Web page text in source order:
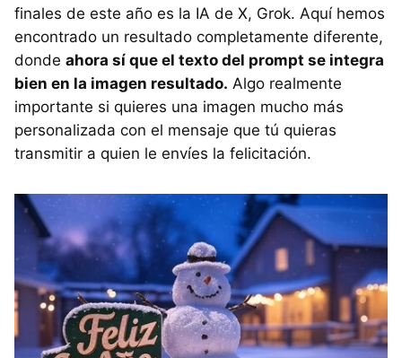
finales de este año es la IA de X, Grok. Aquí hemos
encontrado un resultado completamente diferente,
donde ahora sí que el texto del prompt se integra
bien en la imagen resultado. Algo realmente
importante si quieres una imagen mucho más
personalizada con el mensaje que tú quieras
transmitir a quien le envíes la felicitación.